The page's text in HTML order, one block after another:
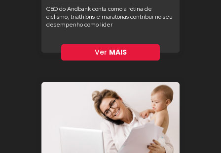
CEO do Andbank conta como a rotina de
ciclismo, triathlons e maratonas contribui no seu
desempenho como líder
Ver MAIS